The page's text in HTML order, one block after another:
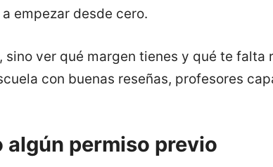
empezar desde cero.
ver qué margen tienes y qué te falta
con buenas reseñas, profesores
algún permiso previo